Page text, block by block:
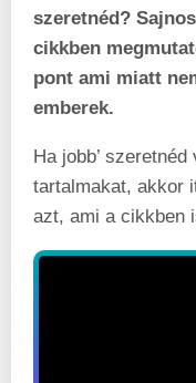
szeretnéd?
cikkben
pont ami miatt
emberek.
Ha jobb’
tartalmakat, akkor
azt, ami a cikkben